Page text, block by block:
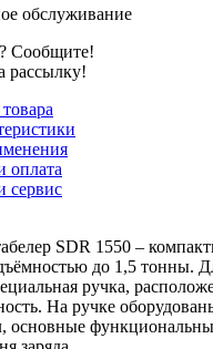
обслуживание
Сообщите!
рассылку!
оплата
сервис
SDR 1550 –
до 1,5 тонны.
ручка,
На ручке
основные